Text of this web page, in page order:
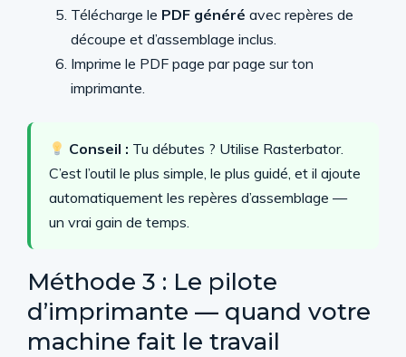
Télécharge le PDF généré avec repères de
découpe et d’assemblage inclus.
Imprime le PDF page par page sur ton
imprimante.
Conseil : Tu débutes ? Utilise Rasterbator.
C’est l’outil le plus simple, le plus guidé, et il ajoute
automatiquement les repères d’assemblage —
un vrai gain de temps.
Méthode 3 : Le pilote
d’imprimante — quand votre
machine fait le travail